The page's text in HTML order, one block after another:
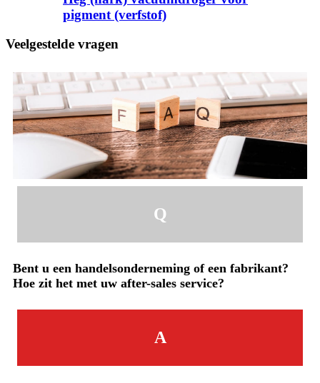
pigment (verfstof)
Veelgestelde vragen
Q
Bent u een handelsonderneming of een fabrikant?
Hoe zit het met uw after-sales service?
A